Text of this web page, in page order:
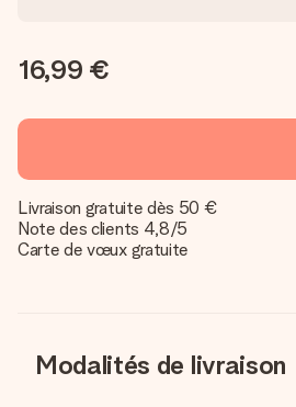
16,99 €
Livraison gratuite dès 50 €
Note des clients 4,8/5
Carte de vœux gratuite
Modalités de livraison